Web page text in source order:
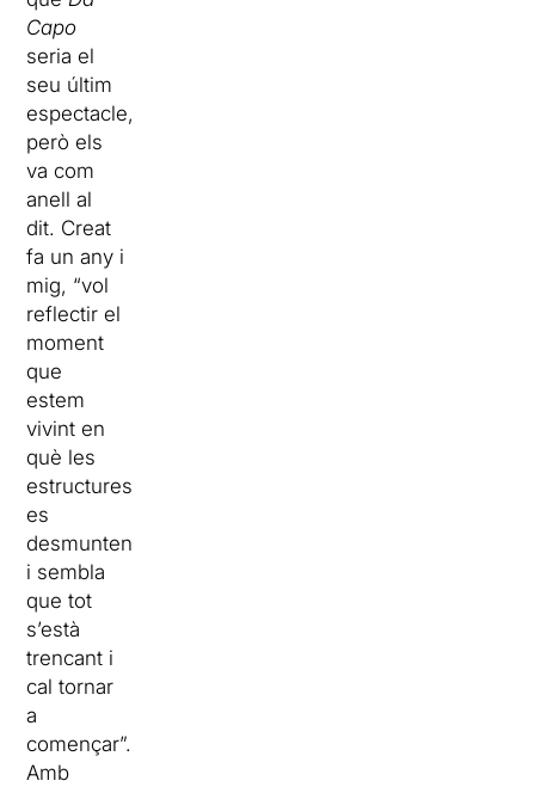
Capo
seria el
seu últim
espectacle,
però els
va com
anell al
dit. Creat
fa un any i
mig, “vol
reflectir el
moment
que
estem
vivint en
què les
estructures
es
desmunten
i sembla
que tot
s’està
trencant i
cal tornar
a
començar”.
Amb